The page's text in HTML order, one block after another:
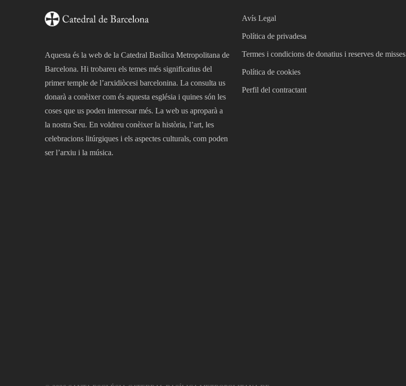
Aquesta és la web de la Catedral Basílica Metropolitana de
Barcelona. Hi trobareu els temes més significatius del
primer temple de l’arxidiòcesi barcelonina. La consulta us
donarà a conèixer com és aquesta església i quines són les
coses que us poden interessar més. La web us aproparà a
la nostra Seu. En voldreu conèixer la història, l’art, les
celebracions litúrgiques i els aspectes culturals, com poden
ser l’arxiu i la música.
Avís Legal
Política de privadesa
Termes i condicions de donatius i reserves de misses
Política de cookies
Perfil del contractant